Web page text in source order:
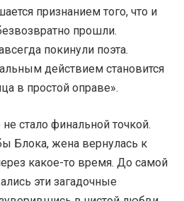
признанием того, что и
прошли.
покинули поэта.
действием становится
в простой оправе».
стало финальной точкой.
Блока, жена вернулась к
какое-то время. До самой
эти загадочные